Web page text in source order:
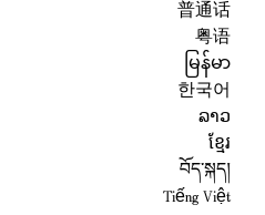
普通话
粤语
မြန်မာ
한국어
ລາວ
ខ្មែរ
བོད་སྐད།
Tiếng Việt